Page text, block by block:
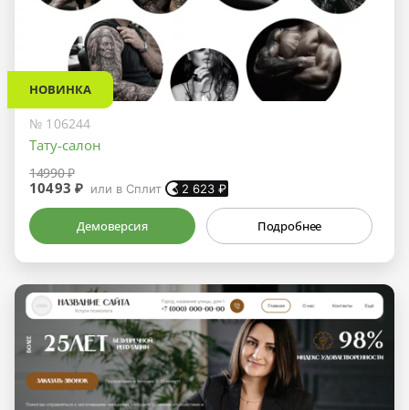
НОВИНКА
№ 106244
Тату-салон
14990 ₽
10493 ₽ или в Сплит 2 623 ₽
Демоверсия Подробнее